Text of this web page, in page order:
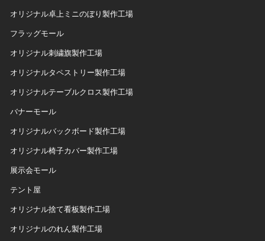
オリジナル卓上ミニのぼり製作工場
フラッグモール
オリジナル刺繍旗製作工場
オリジナルタペストリー製作工場
オリジナルテーブルクロス製作工場
バナーモール
オリジナルバックボード製作工場
オリジナル椅子カバー製作工場
展示会モール
テント屋
オリジナル捨て看板製作工場
オリジナルのれん製作工場